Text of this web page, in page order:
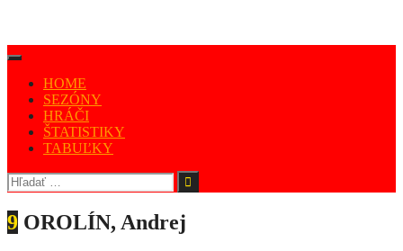
HOME
SEZÓNY
HRÁČI
ŠTATISTIKY
TABUĽKY
9 OROLÍN, Andrej